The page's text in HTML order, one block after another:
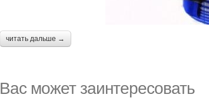
читать дальше →
Вас может заинтересовать